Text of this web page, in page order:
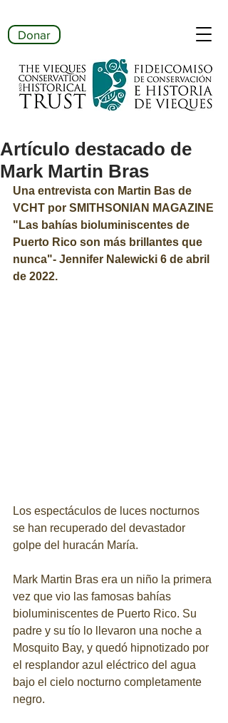
Donar
Artículo destacado de
Mark Martin Bras
Una entrevista con Martin Bas de
VCHT por SMITHSONIAN MAGAZINE
"Las bahías bioluminiscentes de
Puerto Rico son más brillantes que
nunca"- Jennifer Nalewicki 6 de abril
de 2022.
Los espectáculos de luces nocturnos
se han recuperado del devastador
golpe del huracán María.
Mark Martin Bras era un niño la primera
vez que vio las famosas bahías
bioluminiscentes de Puerto Rico. Su
padre y su tío lo llevaron una noche a
Mosquito Bay, y quedó hipnotizado por
el resplandor azul eléctrico del agua
bajo el cielo nocturno completamente
negro.